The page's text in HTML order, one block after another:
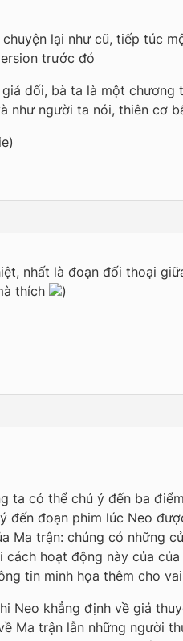
lại như cũ, tiếp túc
trước đó
dối, bà ta là một
như người ta nói, thiên cơ
nhất là đoạn đối thoại
thích
)
ta có thể chú ý đến ba
đến đoạn phim lúc Neo
Ma trận: chúng có những
hoạt động này của
tin minh họa thêm cho
Neo khẳng định về giả
Ma trận lẫn những người